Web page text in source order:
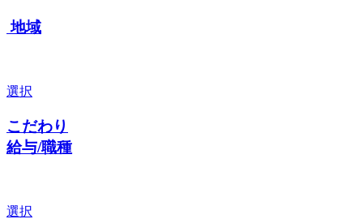
地域
選択
こだわり
給与/職種
選択